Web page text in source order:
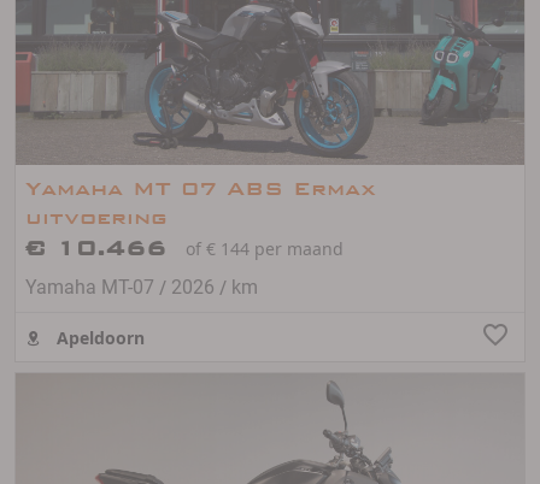
Yamaha MT 07 ABS Ermax
uitvoering
€ 10.466
of € 144 per maand
Yamaha MT-07 / 2026 / km
Apeldoorn